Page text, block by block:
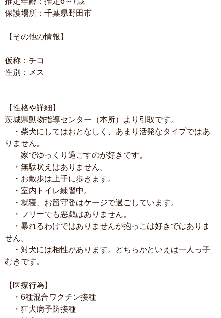
保護場所：千葉県野田市
【その他の情報】
仮称：チコ
性別：メス
【性格や詳細】
茨城県動物指導センター（本所）より引取です。
・柴犬にしてはおとなしく、あまり活発なタイプではあ
りません。
家でゆっくり過ごすのが好きです。
・無駄吠えはありません。
・お散歩は上手に歩きます。
・室内トイレ練習中。
・就寝、お留守番はケージで過ごしています。
・フリーでも悪戯はありません。
・暴れるわけではありませんが抱っこは好きではありま
せん。
・対犬には相性があります。どちらかといえば一人っ子
むきです。
【医療行為】
・6種混合ワクチン接種
・狂犬病予防接種